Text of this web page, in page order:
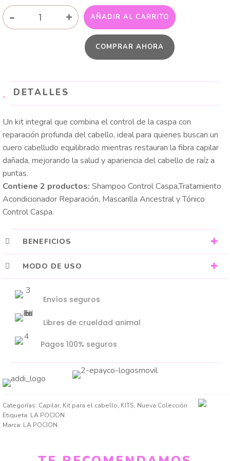
-
CONTROL
+ AÑADIR AL CARRITO
COMPRAR AHORA
DETALLES
Un kit integral que combina el control de la caspa con
reparación profunda del cabello, ideal para quienes buscan un
cuero cabelludo equilibrado mientras restauran la fibra capilar
dañada, mejorando la salud y apariencia del cabello de raíz a
puntas.
Contiene 2 productos: Shampoo Control Caspa,Tratamiento
Acondicionador Reparación, Mascarilla Ancestral y Tónico
Control Caspa.
BENEFICIOS
MODO DE USO
Envíos seguros
Libres de crueldad animal
Pagos 100% seguros
Categorías: Capilar, Kit para el cabello, KITS, Nueva Colección
Etiqueta: LA POCION
Marca: LA POCION